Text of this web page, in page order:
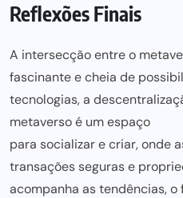
Reflexões Finais
A intersecção entre o
fascinante e cheia de
tecnologias, a
metaverso é um espaço
para socializar e criar, onde
transações seguras e
acompanha as tendências, o